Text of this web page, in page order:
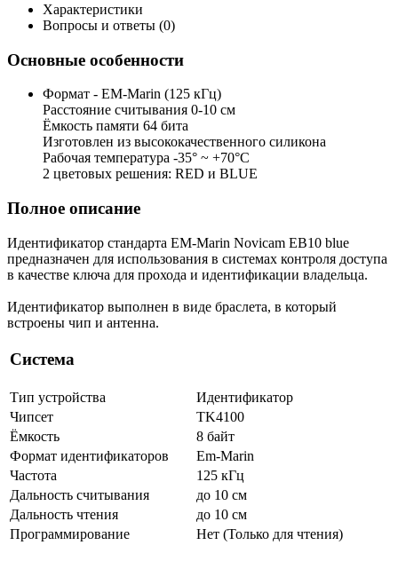
Характеристики
Вопросы и ответы (0)
Основные особенности
Формат - EM-Marin (125 кГц)
Расстояние считывания 0-10 см
Ёмкость памяти 64 бита
Изготовлен из высококачественного силикона
Рабочая температура -35° ~ +70°С
2 цветовых решения: RED и BLUE
Полное описание
Идентификатор стандарта EM-Marin Novicam EB10 blue
предназначен для использования в системах контроля доступа
в качестве ключа для прохода и идентификации владельца.
Идентификатор выполнен в виде браслета, в который
встроены чип и антенна.
Система
Тип устройства
Идентификатор
Чипсет
TK4100
Ёмкость
8 байт
Формат идентификаторов
Em-Marin
Частота
125 кГц
Дальность считывания
до 10 см
Дальность чтения
до 10 см
Программирование
Нет (Только для чтения)